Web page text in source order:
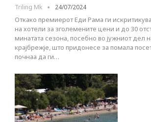
Triling Mk 24/07/2024
Откако премиерот Еди Рама ги
на хотели за зголемените цени и до 30
минатата сезона, посебно во јужниот дел
крајбрежје, што придонесе за помала
почнаа да ги…